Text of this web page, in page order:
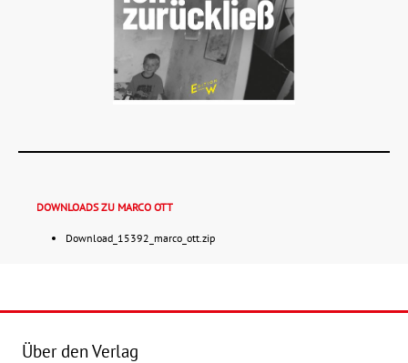
DOWNLOADS ZU MARCO OTT
Download_15392_marco_ott.zip
Über den Verlag